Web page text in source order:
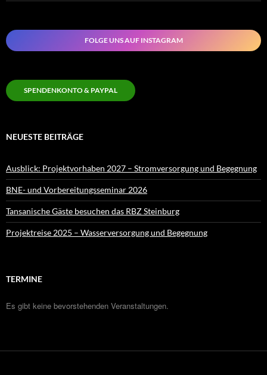
FOLGE UNS AUF INSTAGRAM
SPENDENKONTO & PAYPAL
NEUESTE BEITRÄGE
Ausblick: Projektvorhaben 2027 – Stromversorgung und Begegnung
BNE- und Vorbereitungsseminar 2026
Tansanische Gäste besuchen das RBZ Steinburg
Projektreise 2025 – Wasserversorgung und Begegnung
TERMINE
Es gibt keine bevorstehenden Veranstaltungen.